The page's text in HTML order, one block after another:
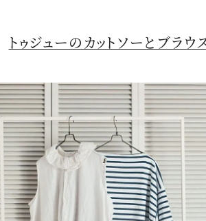
トゥジューのカットソーとブラウ